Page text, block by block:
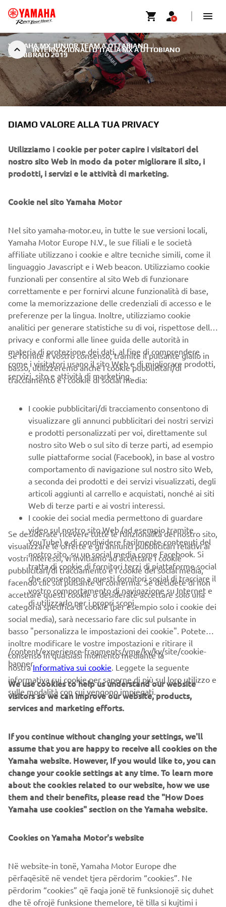
INTERNAZIONALI D'ITALIA MX A OTTOBIANO
YAMAHA MX JUNIOR TEAM A OTTABIANO |
3 FEBBRAIO 2019
INTERNAZIONALI D'ITALIA MX
A OTTOBIANO
Ottobiano: seconda prova degli internazionali d’Italia
Le condizioni meteo avverse dei giorni precedenti, con
pioggia e neve che hanno investito il tracciato pavese,
hanno trasformato quella che già normalmente è una pista
“tosta” in un inferno di fango, buche e canali. Dove i nostri
ragazzi si sono difesi egregiamente, portando a termine
due manche con il coltello tra i denti fino alla bandiera a
scacchi.
Razzini, complice una qualifica difficoltosa dove non ha
trovato il giro giusto, partiva da una posizione al cancello
sfavorevole, ed ha dovuto sempre correre in rimonta: per
lui un 15°, complice anche una scivolata mentre si trovava
nono, ed un 8° posto, che lo mantengono al sesto posto in
cercherà di agguantare nella prova conclusiva di Mantova.
Gimm, al debutto nella 125, conclude una grande qualifica,
con il quinto posto nel suo gruppo. Buona prima manche,
corsa sempre a ridosso della top ten, per poi perdere
qualche posizione nel finale complice qualche errorino,
chiudendo 17°. Seconda manche dove si è fatta sentire la
stanchezza e le difficoltà della pista diventata davvero
infernale, chiusa al 28° posto.
Ma sicuramente Daniel ha fatto tanta esperienza, essendo
un rookie di questa categoria. Pochi giorni, giusto il tempo
di toglierci il fango di dosso, e saremo a Mantova per la
prova conclusiva. Stay tuned!
CORPORATE
B2B
SUPPORTO
NEWSLETTER
Conoscerai in anteprima le ultime offerte, gli eventi speciali, le
ISCRIVITI
Leggi la nostra Informativa sulla privacy per sapere come
DIAMO VALORE ALLA TUA PRIVACY
Utilizziamo i cookie per poter capire i visitatori del
nostro sito Web in modo da poter migliorare il sito, i
prodotti, i servizi e le attività di marketing.
Cookie nel sito Yamaha Motor
Nel sito yamaha-motor.eu, in tutte le sue versioni locali,
Yamaha Motor Europe N.V., le sue filiali e le società
affiliate utilizzano i cookie e altre tecniche simili, come il
linguaggio Javascript e i Web beacon. Utilizziamo cookie
funzionali per consentire al sito Web di funzionare
correttamente e per fornirvi alcune funzionalità di base,
come la memorizzazione delle credenziali di accesso e le
preferenze per la lingua. Inoltre, utilizziamo cookie
analitici per generare statistiche su di voi, rispettose della
privacy e conformi alle linee guida delle autorità in
materia di protezione dei dati, al fine di comprendere
come i visitatori usano il sito Web e di migliorare prodotti,
servizi, sito e attività di marketing.
Se fornite il vostro consenso, tramite il pulsante giallo in
basso, utilizzeremo anche i cookie pubblicitari/di
tracciamento e i cookie di social media:
I cookie pubblicitari/di tracciamento consentono di
visualizzare gli annunci pubblicitari dei nostri servizi
e prodotti personalizzati per voi, direttamente sul
nostro sito Web o sul sito di terze parti, ad esempio
sulle piattaforme social (Facebook), in base al vostro
comportamento di navigazione sul nostro sito Web,
a seconda dei prodotti e dei servizi visualizzati, degli
articoli aggiunti al carrello e acquistati, nonché ai siti
Web di terze parti e ai vostri interessi.
I cookie dei social media permettono di guardare
video sul nostro sito Web (ad esempio tramite
YouTube) e di condividere facilmente contenuti del
nostro sito, su un social media come Facebook. Si
tratta di cookie di fornitori terzi di piattaforme social
che consentono a questi fornitori social di tracciare il
vostro comportamento di navigazione su Internet e
di utilizzarlo per i propri scopi.
Se desiderate ricevere tutte le funzionalità del nostro sito,
visualizzare le offerte e gli annunci pubblicitari relativi ai
vostri interessi, vi invitiamo ad accettare i cookie
pubblicitari/di tracciamento e i cookie dei social media,
facendo clic sul pulsante di conferma. Se decidete di non
accettare questi cookie o desiderate accettare solo una
categoria specifica di cookie (per esempio solo i cookie dei
social media), sarà necessario fare clic sul pulsante in
basso "personalizza le impostazioni dei cookie". Potete
inoltre modificare le vostre impostazioni e ritirare il
consenso in qualsiasi momento mediante la
nostraInformativa sui cookie . Leggete la seguente
informativa sui cookie per saperne di più sul loro utilizzo e
sulle modalità con cui vengono impiegati.
/content/experience-fragments/yme/kv/kv/site/cookie-
banner
We use cookies to help us understand our website
visitors so we can improve our website, products,
services and marketing efforts.
If you continue without changing your settings, we'll
assume that you are happy to receive all cookies on the
Yamaha website. However, If you would like to, you can
change your cookie settings at any time. To learn more
about the cookies related to our website, how we use
them and their benefits, please read the "How Does
Yamaha use cookies" section on the Yamaha website.
Cookies on Yamaha Motor's website
Në website-in tonë, Yamaha Motor Europe dhe
përfaqësitë në vendet tjera përdorim “cookies”. Ne
përdorim “cookies” që faqja jonë të funksionojë siç duhet
dhe të ofrojë funksione themelore, të tilla si kujtimi i